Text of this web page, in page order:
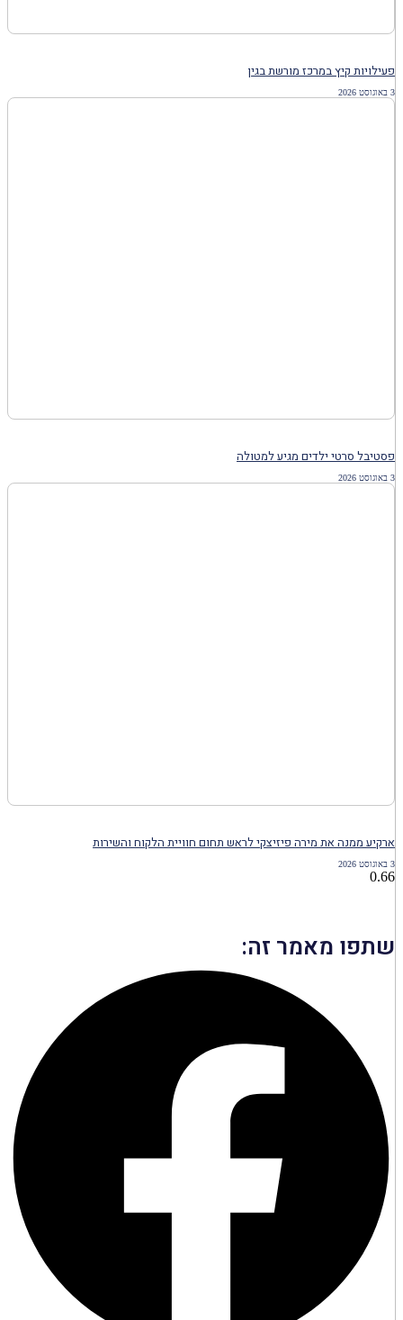
פעילויות קיץ במרכז מורשת בגין
3 באוגוסט 2026
פסטיבל סרטי ילדים מגיע למטולה
3 באוגוסט 2026
ארקיע ממנה את מירה פיזיצקי לראש תחום חוויית הלקוח והשירות
3 באוגוסט 2026
שתפו מאמר זה: